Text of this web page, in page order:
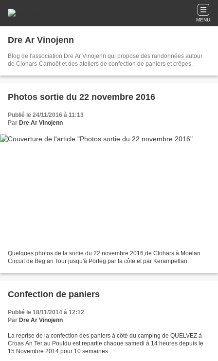
MENU
Dre Ar Vinojenn
Blog de l'association Dre Ar Vinojenn qui propose des randonnées autour
de Clohars-Carnoët et des ateliers de confection de paniers et crêpes.
Photos sortie du 22 novembre 2016
Publié le 24/11/2016 à 11:13
Par Dre Ar Vinojenn
Quelques photos de la sortie du 22 novembre 2016,de Clohars à Moëlan.
Circuit de Beg an Tour jusqu'à Porteg par la côte et par Kerampellan.
Confection de paniers
Publié le 18/11/2014 à 12:12
Par Dre Ar Vinojenn
La reprise de la confection des paniers à côté du camping de QUELVEZ à
Croas An Ter au Pouldu est repartie chaque samedi à 14 heures depuis le
15 Novembre 2014 pour 10 semaines .